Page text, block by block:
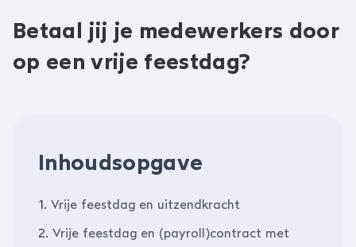
Betaal jij je medewerkers door
op een vrije feestdag?
Inhoudsopgave
1. Vrije feestdag en uitzendkracht
2. Vrije feestdag en (payroll)contract met